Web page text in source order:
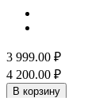
3 999.00 ₽
4 200.00 ₽
В корзину